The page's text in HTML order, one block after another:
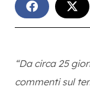
“Da circa 25
commenti sul